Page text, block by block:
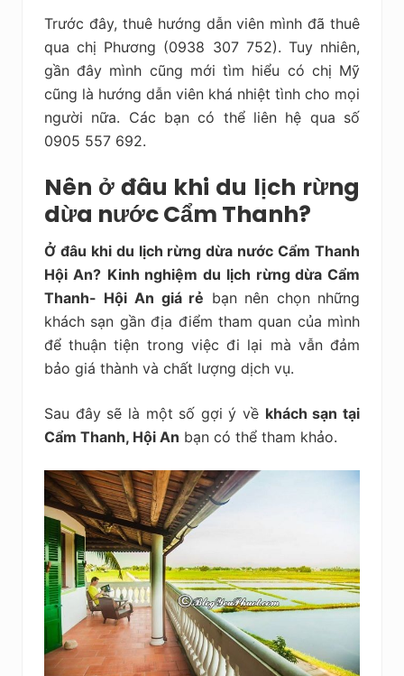
Trước đây, thuê hướng dẫn viên mình đã thuê
qua chị Phương (0938 307 752). Tuy nhiên,
gần đây mình cũng mới tìm hiểu có chị Mỹ
cũng là hướng dẫn viên khá nhiệt tình cho mọi
người nữa. Các bạn có thể liên hệ qua số
0905 557 692.
Nên ở đâu khi du lịch rừng
dừa nước Cẩm Thanh?
Ở đâu khi du lịch rừng dừa nước Cẩm Thanh
Hội An? Kinh nghiệm du lịch rừng dừa Cẩm
Thanh- Hội An giá rẻ bạn nên chọn những
khách sạn gần địa điểm tham quan của mình
để thuận tiện trong việc đi lại mà vẫn đảm
bảo giá thành và chất lượng dịch vụ.
Sau đây sẽ là một số gợi ý về khách sạn tại
Cẩm Thanh, Hội An bạn có thể tham khảo.